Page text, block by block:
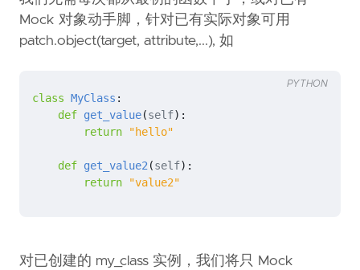
Mock 对象动手脚，针对已有实际对象可用
patch.object(target, attribute,...), 如
class MyClass :
def get_value(self):
return
"hello"
def get_value2(self):
return
"value2"
PYTHON
对已创建的 my_class 实例，我们将只 Mock